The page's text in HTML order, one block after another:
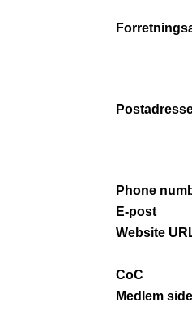
Phone
E-post
Website
CoC
Medlem